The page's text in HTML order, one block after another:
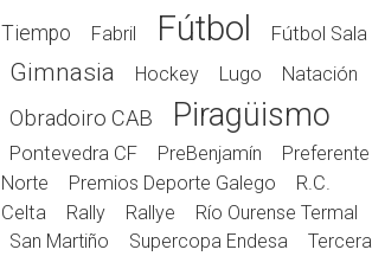
Tiempo Fabril Fútbol Fútbol Sala
Gimnasia Hockey Lugo Natación
Obradoiro CAB Piragüismo
Pontevedra CF PreBenjamín
Preferente
Norte
Premios Deporte Galego
R.C.
Celta
Rally Rallye
Río Ourense Termal
San Martiño
Supercopa Endesa
Tercera